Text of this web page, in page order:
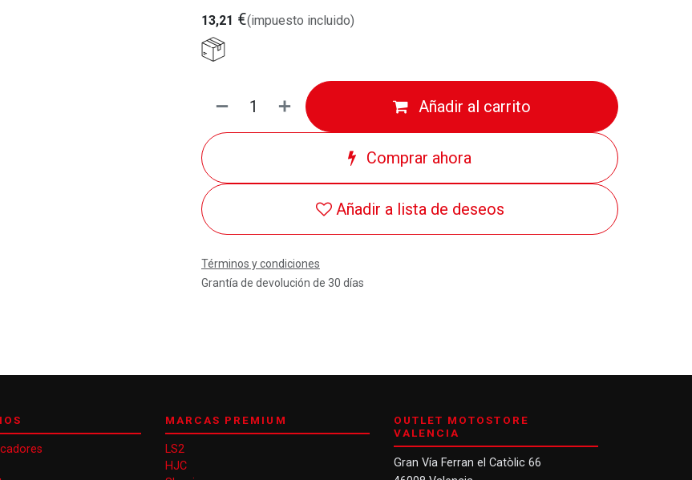
13,21 €(impuesto incluido)
Añadir al carrito
Comprar ahora
Añadir a lista de deseos
Términos y condiciones
Grantía de devolución de 30 días
MARCAS PREMIUM
LS2
HJC
OUTLET MOTOSTORE
VALENCIA
Gran Vía Ferran el Catòlic 66